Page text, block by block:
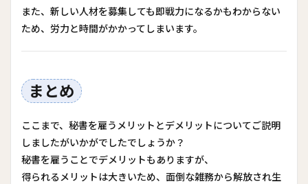
また、新しい人材を募集しても即戦力になるかもわからない
ため、労力と時間がかかってしまいます。
まとめ
ここまで、秘書を雇うメリットとデメリットについてご説明
しましたがいかがでしたでしょうか？
秘書を雇うことでデメリットもありますが、
得られるメリットは大きいため、面倒な雑務から解放され生